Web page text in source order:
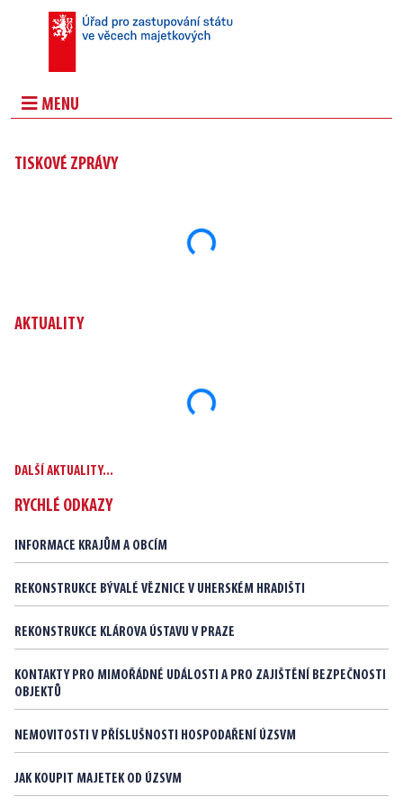
MENU
TISKOVÉ ZPRÁVY
Načítám...
AKTUALITY
Načítám...
DALŠÍ AKTUALITY...
RYCHLÉ ODKAZY
INFORMACE KRAJŮM A OBCÍM
REKONSTRUKCE BÝVALÉ VĚZNICE V UHERSKÉM HRADIŠTI
REKONSTRUKCE KLÁROVA ÚSTAVU V PRAZE
KONTAKTY PRO MIMOŘÁDNÉ UDÁLOSTI A PRO ZAJIŠTĚNÍ BEZPEČNOSTI
OBJEKTŮ
NEMOVITOSTI V PŘÍSLUŠNOSTI HOSPODAŘENÍ ÚZSVM
JAK KOUPIT MAJETEK OD ÚZSVM